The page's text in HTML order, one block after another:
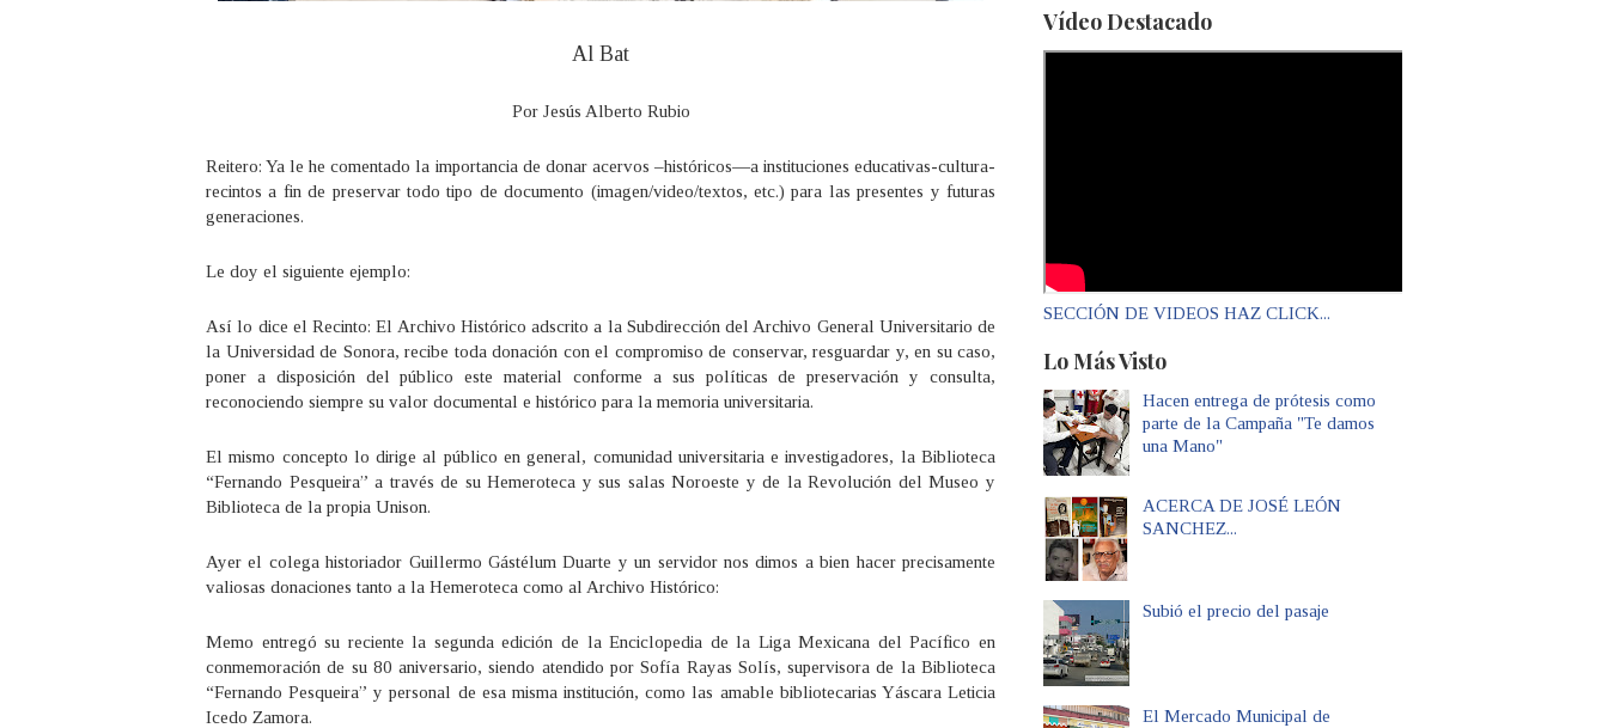
Al Bat
Por Jesús Alberto Rubio
Reitero: Ya le he comentado la importancia de donar acervos –históricos—a instituciones educativas-cultura-
recintos a fin de preservar todo tipo de documento (imagen/video/textos, etc.) para las presentes y futuras
generaciones.
Le doy el siguiente ejemplo:
Así lo dice el Recinto: El Archivo Histórico adscrito a la Subdirección del Archivo General Universitario de
la Universidad de Sonora, recibe toda donación con el compromiso de conservar, resguardar y, en su caso,
poner a disposición del público este material conforme a sus políticas de preservación y consulta,
reconociendo siempre su valor documental e histórico para la memoria universitaria.
El mismo concepto lo dirige al público en general, comunidad universitaria e investigadores, la Biblioteca
“Fernando Pesqueira” a través de su Hemeroteca y sus salas Noroeste y de la Revolución del Museo y
Biblioteca de la propia Unison.
Ayer el colega historiador Guillermo Gástélum Duarte y un servidor nos dimos a bien hacer precisamente
valiosas donaciones tanto a la Hemeroteca como al Archivo Histórico:
Memo entregó su reciente la segunda edición de la Enciclopedia de la Liga Mexicana del Pacífico en
conmemoración de su 80 aniversario, siendo atendido por Sofía Rayas Solís, supervisora de la Biblioteca
“Fernando Pesqueira” y personal de esa misma institución, como las amable bibliotecarias Yáscara Leticia
Icedo Zamora.
Vídeo Destacado
SECCIÓN DE VIDEOS HAZ CLICK...
Lo Más Visto
Hacen entrega de prótesis como
parte de la Campaña "Te damos
una Mano"
ACERCA DE JOSÉ LEÓN
SANCHEZ...
Subió el precio del pasaje
El Mercado Municipal de